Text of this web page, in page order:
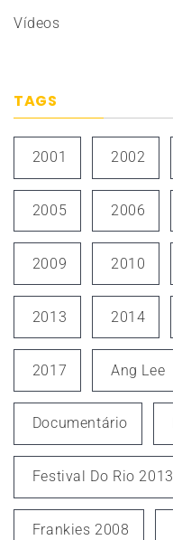
Vídeos
TAGS
2001 2002
2005 2006
2009 2010
2013 2014
2017 Ang Lee
Documentário
Festival Do Rio 2013
Frankies 2008